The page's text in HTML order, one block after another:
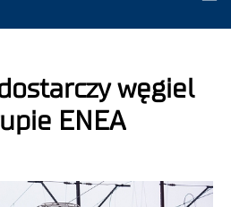
dostarczy węgiel
ENEA